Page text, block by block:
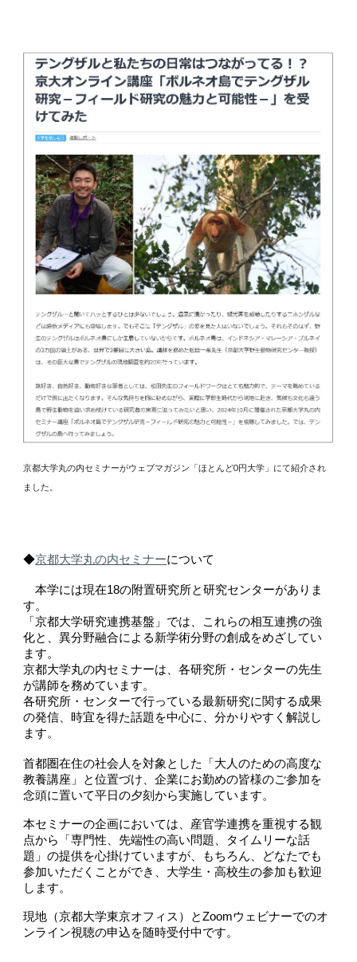
京都大学丸の内セミナーがウェブマガジン「ほとんど0円大学」にて紹介され
ました。
◆京都⼤学丸の内セミナーについて
本学には現在18の附置研究所と研究センターがありま
す。
「京都⼤学研究連携基盤」では、これらの相互連携の強
化と、異分野融合による新学術分野の創成をめざしてい
ます。
京都⼤学丸の内セミナーは、各研究所・センターの先⽣
が講師を務めています。
各研究所・センターで⾏っている最新研究に関する成果
の発信、時宜を得た話題を中⼼に、分かりやすく解説し
ます。
首都圏在住の社会人を対象とした「大人のための高度な
教養講座」と位置づけ、企業にお勤めの皆様のご参加を
念頭に置いて平日の夕刻から実施しています。
本セミナーの企画においては、産官学連携を重視する観
点から「専門性、先端性の高い問題、タイムリーな話
題」の提供を心掛けていますが、もちろん、どなたでも
参加いただくことができ、大学生・高校生の参加も歓迎
します。
現地（京都⼤学東京オフィス）とZoomウェビナーでのオ
ンライン視聴の申込を随時受付中です。